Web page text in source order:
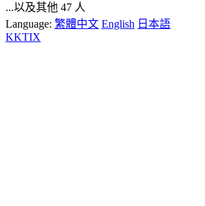
...以及其他 47 人
Language: 繁體中文 English 日本語
KKTIX